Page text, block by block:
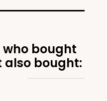
bought
bought: